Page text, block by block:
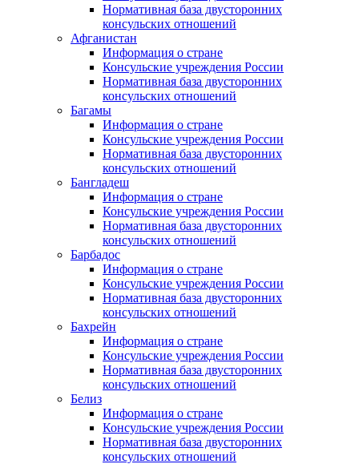
Нормативная база двусторонних
консульских отношений
Афганистан
Информация о стране
Консульские учреждения России
Нормативная база двусторонних
консульских отношений
Багамы
Информация о стране
Консульские учреждения России
Нормативная база двусторонних
консульских отношений
Бангладеш
Информация о стране
Консульские учреждения России
Нормативная база двусторонних
консульских отношений
Барбадос
Информация о стране
Консульские учреждения России
Нормативная база двусторонних
консульских отношений
Бахрейн
Информация о стране
Консульские учреждения России
Нормативная база двусторонних
консульских отношений
Белиз
Информация о стране
Консульские учреждения России
Нормативная база двусторонних
консульских отношений